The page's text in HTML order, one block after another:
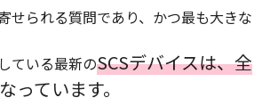
せられる質問であり、かつ最も大きな
ている最新のSCSデバイスは、全
っています。